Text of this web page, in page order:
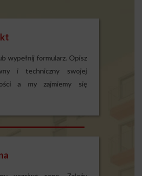
wypełnij formularz. Opisz
i techniczny swojej
a my zajmiemy się